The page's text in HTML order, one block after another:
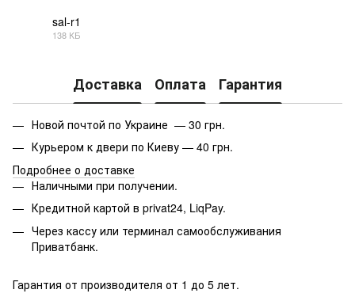
sal-r1
138 КБ
Доставка Оплата Гарантия
Новой почтой по Украине — 30 грн.
Курьером к двери по Киеву — 40 грн.
Подробнее о доставке
Наличными при получении.
Кредитной картой в privat24, LiqPay.
Через кассу или терминал самообслуживания
Приватбанк.
Гарантия от производителя от 1 до 5 лет.